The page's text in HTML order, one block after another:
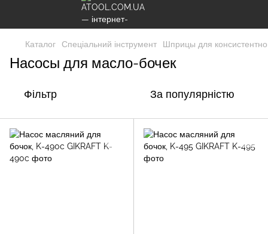
Каталог Спеціальний інструмент Шприцы для
Насосы для масло-бочек
Фільтр За популярністю